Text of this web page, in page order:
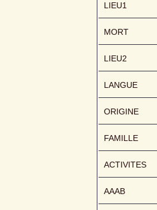
LIEU1
MORT
LIEU2
LANGUE
ORIGINE
FAMILLE
ACTIVITES
AAAB